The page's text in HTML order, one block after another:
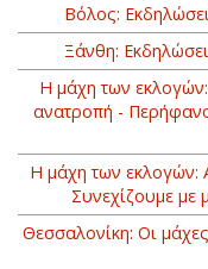
Βόλος:
Ξάνθη:
Η μάχη των
ανατροπή -
Η μάχη των εκλογών:
Συνεχίζουμε με
Θεσσαλονίκη: Οι